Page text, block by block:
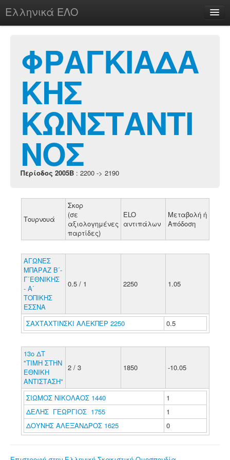
Ελληνικά ΕΛΟ
chesstu.be @ discord
Login
ΦΡΑΓΚΙΑΔΑ
ΚΗΣ
ΚΩΝΣΤΑΝΤΙ
ΝΟΣ
Περίοδος 2005B : 2200 -> 2190
Τουρνουά
Σκορ
(σε
αξιολογημένες
παρτίδες)
ELO
αντιπάλων
Μεταβολή ή
Απόδοση
ΑΓΩΝΕΣ
ΜΠΑΡΑΖ Β΄-
Γ΄ΕΘΝΙΚΗΣ
- Α΄
ΤΟΠΙΚΗΣ
ΕΣΣΝΑ
0.5 / 1 2250 1.05
ΣΑΧΤΑΧΤΙΝΣΚΙ ΑΛΕΚΠΕΡ 2250 0.5
13ο ΔΤ
"ΤΙΜΗ ΣΤΗΝ
ΕΘΝΙΚΗ
ΑΝΤΙΣΤΑΣΗ"
2 / 3 1850 -10.05
ΣΙΩΜΟΣ ΝΙΚΟΛΑΟΣ 1440
1
ΔΕΛΗΣ ΓΕΩΡΓΙΟΣ 1755
1
ΔΟΥΝΗΣ ΑΛΕΞΑΝΔΡΟΣ 1625
0